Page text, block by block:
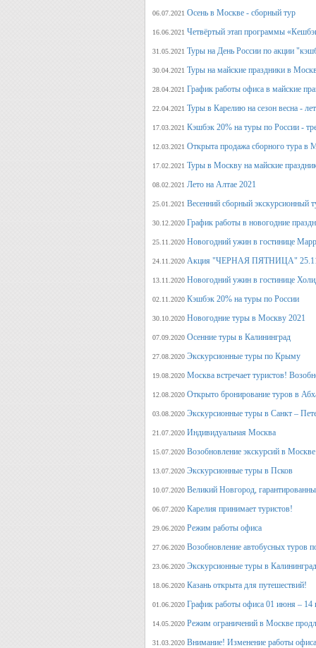
06.07.2021 Осень в Москве - сборный тур
16.06.2021 Четвёртый этап программы
31.05.2021 Туры на День России по акции
30.04.2021 Туры на майские праздники в
28.04.2021 График работы офиса в майские
22.04.2021 Туры в Карелию на сезон весна -
17.03.2021 Кэшбэк 20% на туры по России -
12.03.2021 Открыта продажа сборного тура в
17.02.2021 Туры в Москву на майские
08.02.2021 Лето на Алтае 2021
25.01.2021 Весенний сборный экскурсионный
30.12.2020 График работы в новогодние
25.11.2020 Новогодний ужин в гостинице
24.11.2020 Акция "ЧЕРНАЯ ПЯТНИЦА"
13.11.2020 Новогодний ужин в гостинице
02.11.2020 Кэшбэк 20% на туры по России
30.10.2020 Новогодние туры в Москву 2021
07.09.2020 Осенние туры в Калининград
27.08.2020 Экскурсионные туры по Крыму
19.08.2020 Москва встречает туристов!
12.08.2020 Открыто бронирование туров в
03.08.2020 Экскурсионные туры в Санкт –
21.07.2020 Индивидуальная Москва
15.07.2020 Возобновление экскурсий в
13.07.2020 Экскурсионные туры в Псков
10.07.2020 Великий Новгород,
06.07.2020 Карелия принимает туристов!
29.06.2020 Режим работы офиса
27.06.2020 Возобновление автобусных туров
23.06.2020 Экскурсионные туры в
18.06.2020 Казань открыта для путешествий!
01.06.2020 График работы офиса 01 июня – 14
14.05.2020 Режим ограничений в Москве
31.03.2020 Внимание! Изменение работы